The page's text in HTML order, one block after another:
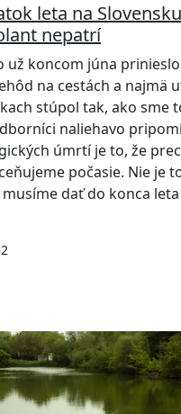
leta na
nepatrí
už koncom júna
na cestách a najmä
stúpol tak, ako sme
naliehavo
úmrtí je to, že
počasie. Nie je
dať do konca